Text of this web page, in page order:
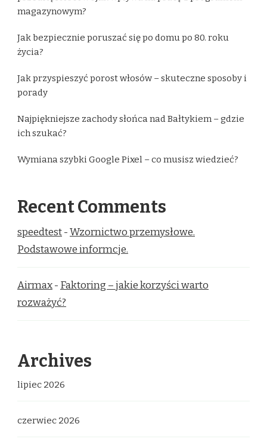
magazynowym?
Jak bezpiecznie poruszać się po domu po 80. roku
życia?
Jak przyspieszyć porost włosów – skuteczne sposoby i
porady
Najpiękniejsze zachody słońca nad Bałtykiem – gdzie
ich szukać?
Wymiana szybki Google Pixel – co musisz wiedzieć?
Recent Comments
speedtest-Wzornictwo przemysłowe.
Podstawowe informcje.
Airmax- Faktoring – jakie korzyści warto
rozważyć?
Archives
lipiec 2026
czerwiec 2026